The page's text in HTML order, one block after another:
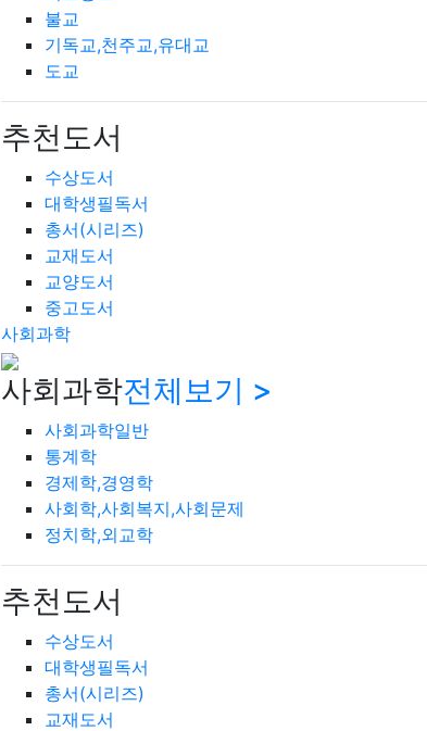
불교
기독교,천주교,유대교
도교
추천도서
수상도서
대학생필독서
총서(시리즈)
교재도서
교양도서
중고도서
사회과학
사회과학전체보기 >
사회과학일반
통계학
경제학,경영학
사회학,사회복지,사회문제
정치학,외교학
추천도서
수상도서
대학생필독서
총서(시리즈)
교재도서